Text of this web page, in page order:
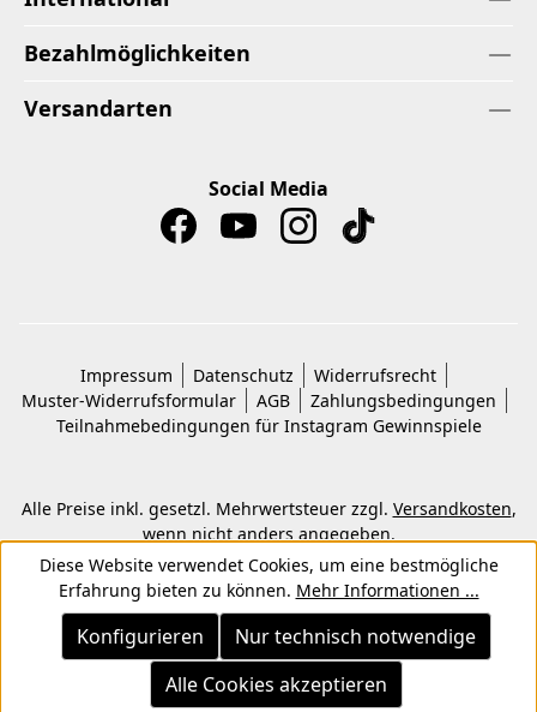
Bezahlmöglichkeiten
Versandarten
Social Media
Impressum Datenschutz
Widerrufsrecht
Muster-Widerrufsformular
AGB
Zahlungsbedingungen
Teilnahmebedingungen für Instagram Gewinnspiele
Alle Preise inkl. gesetzl. Mehrwertsteuer zzgl. Versandkosten,
wenn nicht anders angegeben.
© 2026 Copyright © Kwon KG. Alle Rechte vorbehalten.
Diese Website verwendet Cookies, um eine bestmögliche
Erfahrung bieten zu können. Mehr Informationen ...
Nur technisch notwendige
Konfigurieren
Alle Cookies akzeptieren